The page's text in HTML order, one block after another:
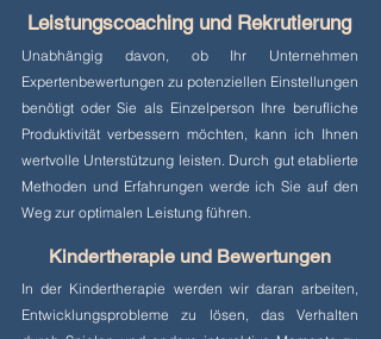
Leistungscoaching und Rekrutierung
Unabhängig davon, ob Ihr Unternehmen
Expertenbewertungen zu potenziellen Einstellungen
benötigt oder Sie als Einzelperson Ihre berufliche
Produktivität verbessern möchten, kann ich Ihnen
wertvolle Unterstützung leisten. Durch gut etablierte
Methoden und Erfahrungen werde ich Sie auf den
Weg zur optimalen Leistung führen.
Kindertherapie und Bewertungen
In der Kindertherapie werden wir daran arbeiten,
Entwicklungsprobleme zu lösen, das Verhalten